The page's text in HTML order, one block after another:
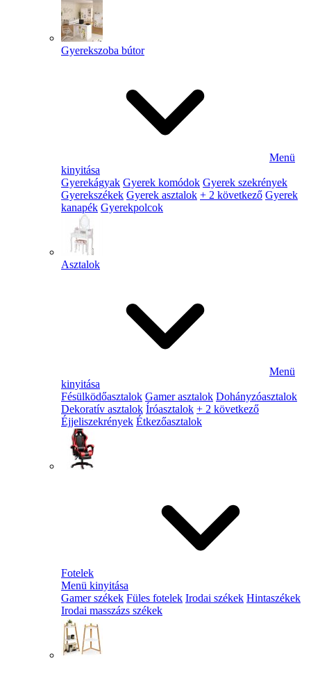
Gyerekszoba bútor
Menü
kinyitása
Gyerekágyak Gyerek komódok Gyerek szekrények
Gyerekszékek Gyerek asztalok + 2 következő Gyerek
kanapék Gyerekpolcok
Asztalok
Menü
kinyitása
Fésülködőasztalok Gamer asztalok Dohányzóasztalok
Dekoratív asztalok Íróasztalok + 2 következő
Éjjeliszekrények Étkezőasztalok
Fotelek
Menü kinyitása
Gamer székek Füles fotelek Irodai székek Hintaszékek
Irodai masszázs székek